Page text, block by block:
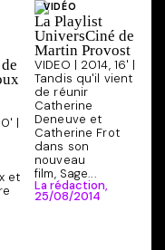
|
et
VIDÉO
La Playlist
UniversCiné de
Martin Provost
VIDEO | 2014, 16' |
Tandis qu'il vient
de réunir
Catherine
Deneuve et
Catherine Frot
dans son
nouveau
film, Sage...
La rédaction,
25/08/2014